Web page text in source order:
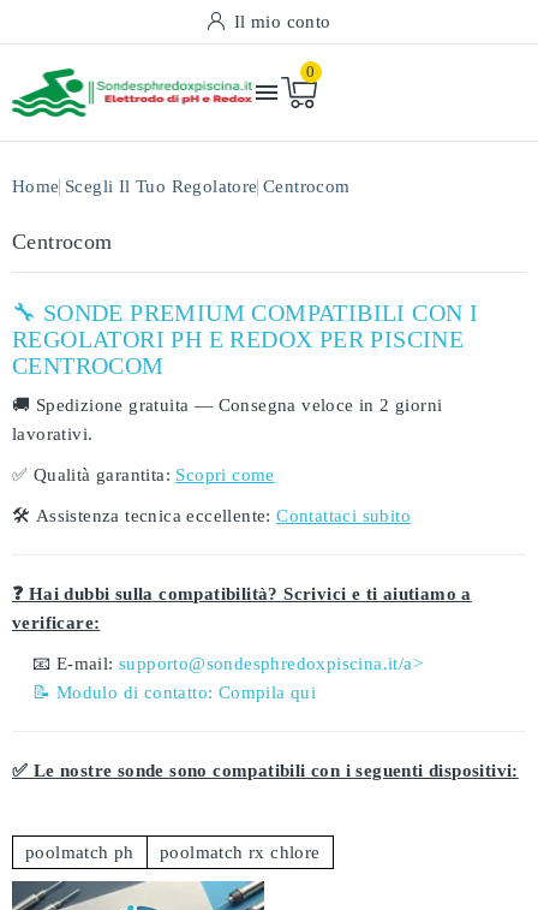
Il mio conto

0
Home Scegli Il Tuo Regolatore Centrocom
Centrocom
🔧 SONDE PREMIUM COMPATIBILI CON I
REGOLATORI PH E REDOX PER PISCINE
CENTROCOM
🚚 Spedizione gratuita — Consegna veloce in 2 giorni
lavorativi.
✅ Qualità garantita: Scopri come
🛠️ Assistenza tecnica eccellente: Contattaci subito
❓ Hai dubbi sulla compatibilità? Scrivici e ti aiutiamo a
verificare:
📧 E-mail:supporto@sondesphredoxpiscina.it/a>
📝 Modulo di contatto: Compila qui
✅ Le nostre sonde sono compatibili con i seguenti dispositivi:
poolmatch ph poolmatch rx chlore